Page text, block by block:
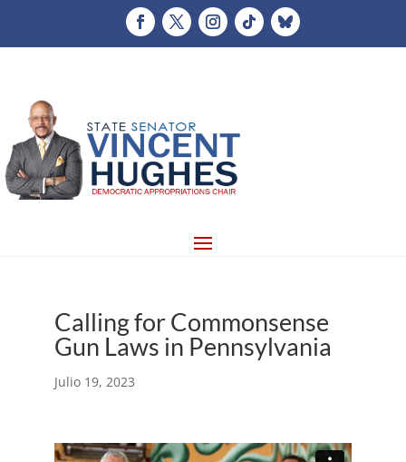
Calling for Commonsense
Gun Laws in Pennsylvania
Julio 19, 2023